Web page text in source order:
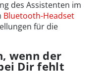
des Assistenten im
Bluetooth-Headset
für die
wenn der
Dir fehlt